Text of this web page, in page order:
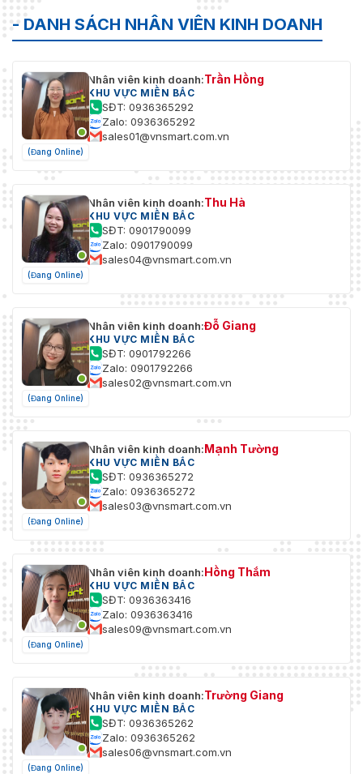
- DANH SÁCH NHÂN VIÊN KINH DOANH
(Đang Online)
Nhân viên kinh doanh:Trần Hồng
KHU VỰC MIỀN BẮC
SĐT: 0936365292
Zalo: 0936365292
sales01@vnsmart.com.vn
(Đang Online)
Nhân viên kinh doanh:Thu Hà
KHU VỰC MIỀN BẮC
SĐT: 0901790099
Zalo: 0901790099
sales04@vnsmart.com.vn
(Đang Online)
Nhân viên kinh doanh:Đỗ Giang
KHU VỰC MIỀN BẮC
SĐT: 0901792266
Zalo: 0901792266
sales02@vnsmart.com.vn
(Đang Online)
Nhân viên kinh doanh:Mạnh Tường
KHU VỰC MIỀN BẮC
SĐT: 0936365272
Zalo: 0936365272
sales03@vnsmart.com.vn
(Đang Online)
Nhân viên kinh doanh:Hồng Thắm
KHU VỰC MIỀN BẮC
SĐT: 0936363416
Zalo: 0936363416
sales09@vnsmart.com.vn
(Đang Online)
Nhân viên kinh doanh:Trường Giang
KHU VỰC MIỀN BẮC
SĐT: 0936365262
Zalo: 0936365262
sales06@vnsmart.com.vn